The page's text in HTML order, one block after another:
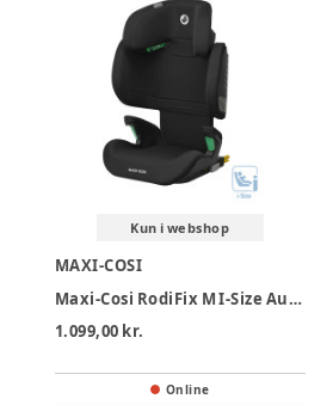
Kun i webshop
MAXI-COSI
Maxi-Cosi RodiFix M I-Size Autostol - Basic Black
1.099,00 kr.
Online